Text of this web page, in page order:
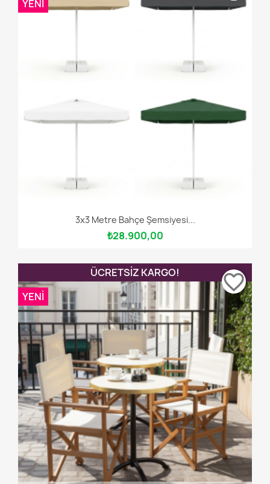
3x3 Metre Bahçe Şemsiyesi...
₺28.900,00
YENI
ÜCRETSIZ KARGO!
YENI
favorite_border